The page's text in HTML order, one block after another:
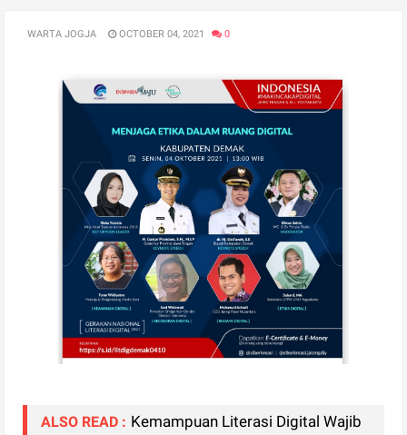
WARTA JOGJA OCTOBER 04, 2021 0
ALSO READ : Kemampuan Literasi Digital Wajib